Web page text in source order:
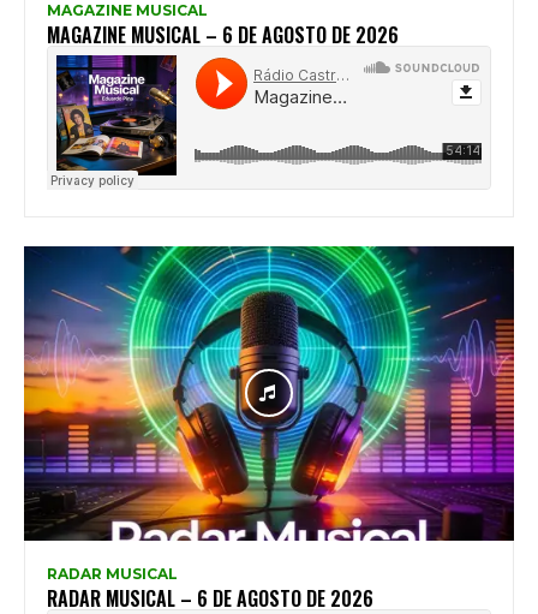
MAGAZINE MUSICAL
MAGAZINE MUSICAL – 6 DE AGOSTO DE 2026
RADAR MUSICAL
RADAR MUSICAL – 6 DE AGOSTO DE 2026